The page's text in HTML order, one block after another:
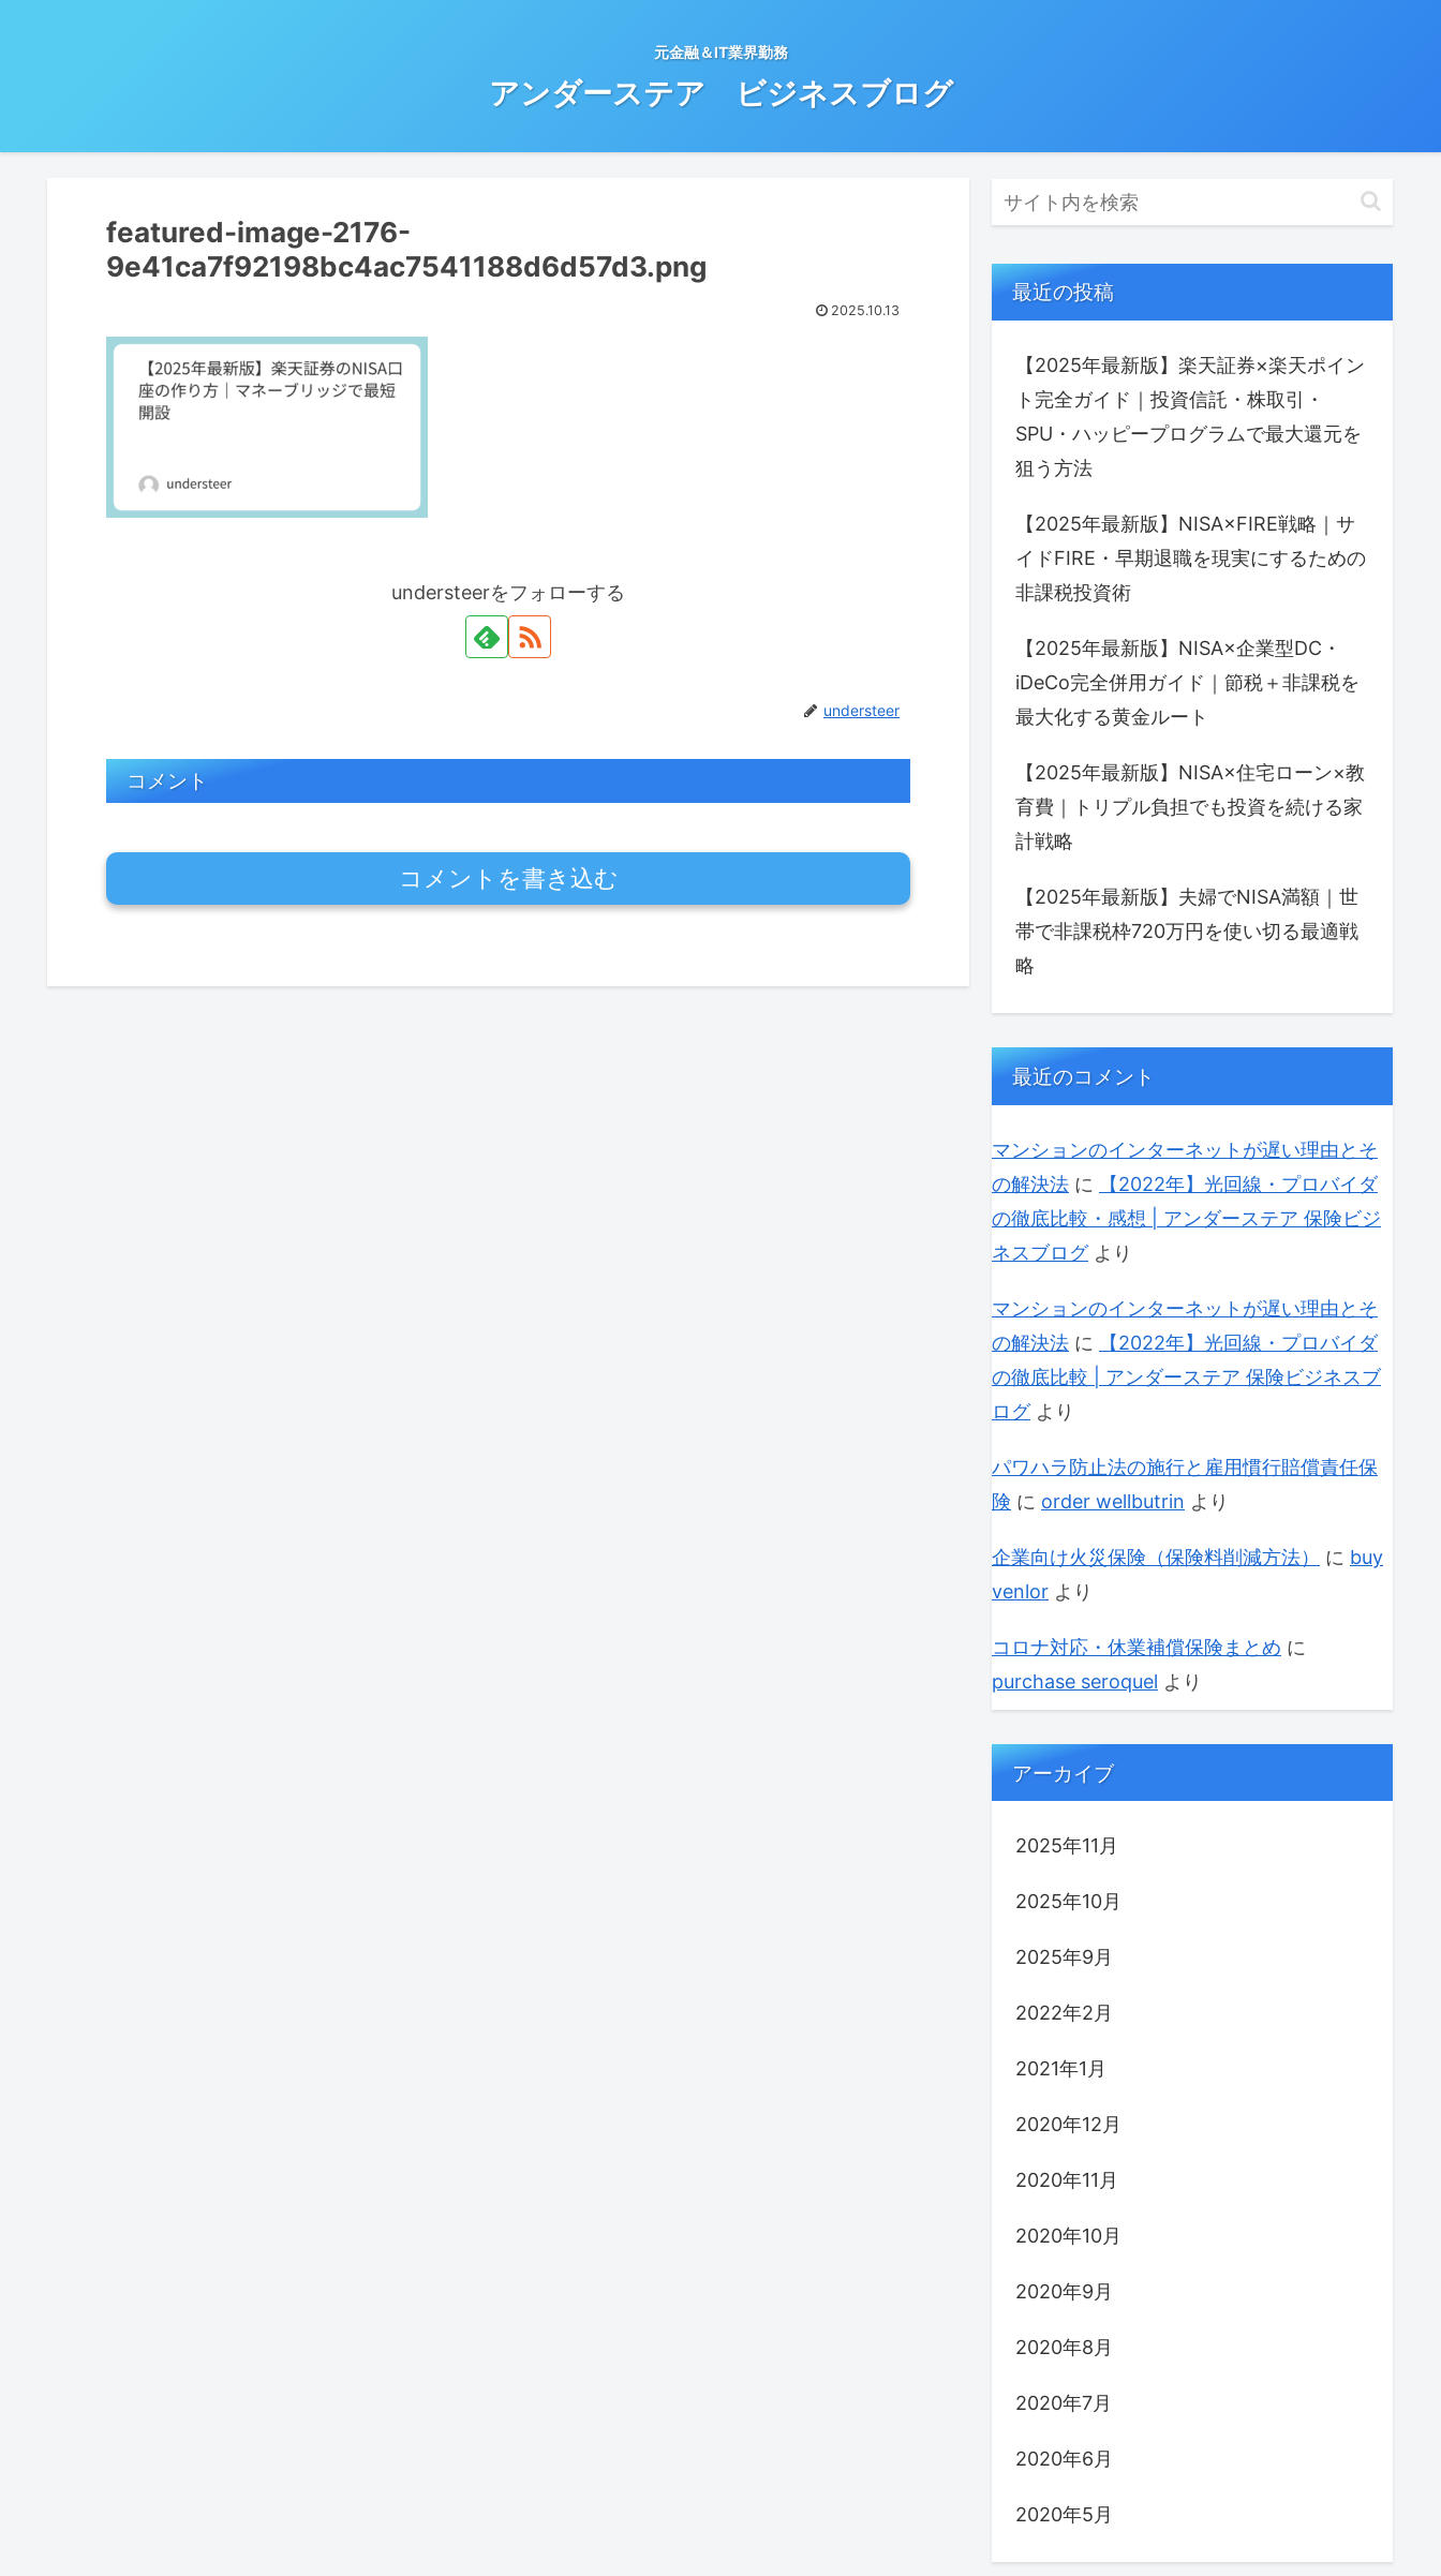
元金融＆IT業界勤務
アンダーステア ビジネスブログ
featured-image-2176-
9e41ca7f92198bc4ac7541188d6d57d3.png
2025.10.13
understeerをフォローする
understeer
コメント
コメントを書き込む
最近の投稿
【2025年最新版】楽天証券×楽天ポイン
ト完全ガイド｜投資信託・株取引・
SPU・ハッピープログラムで最⼤還元を
狙う方法
【2025年最新版】NISA×FIRE戦略｜サ
イドFIRE・早期退職を現実にするための
非課税投資術
【2025年最新版】NISA×企業型DC・
iDeCo完全併用ガイド｜節税＋非課税を
最大化する黄金ルート
【2025年最新版】NISA×住宅ローン×教
育費｜トリプル負担でも投資を続ける家
計戦略
【2025年最新版】夫婦でNISA満額｜世
帯で非課税枠720万円を使い切る最適戦
略
最近のコメント
マンションのインターネットが遅い理由とそ
の解決法 に
【2022年】光回線・プロバイダ
の徹底比較・感想 | アンダーステア 保険ビジ
ネスブログより
マンションのインターネットが遅い理由とそ
の解決法 に
【2022年】光回線・プロバイダ
の徹底比較 | アンダーステア 保険ビジネスブ
ログより
パワハラ防止法の施行と雇用慣行賠償責任保
険 に order wellbutrin より
企業向け火災保険（保険料削減方法） に buy
venlor より
コロナ対応・休業補償保険まとめ に
purchase seroquel より
アーカイブ
2025年11月
2025年10月
2025年9月
2022年2月
2021年1月
2020年12月
2020年11月
2020年10月
2020年9月
2020年8月
2020年7月
2020年6月
2020年5月